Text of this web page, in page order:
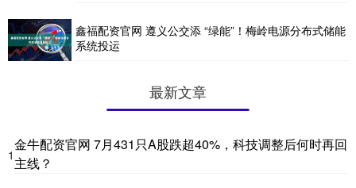
鑫福配资官网 遵义公交添 “绿能”！梅岭电源分布式储能
系统投运
最新文章
1
金牛配资官网 7月431只A股跌超40%，科技调整后何时再回
主线？